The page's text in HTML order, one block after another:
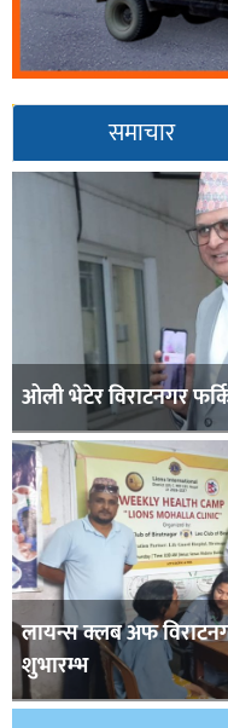
समाचार
ओली भेटेर विराटनगर
लायन्स क्लब अफ
शुभारम्भ